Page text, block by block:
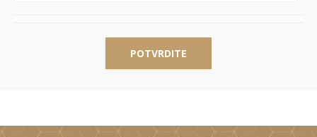
POTVRDITE